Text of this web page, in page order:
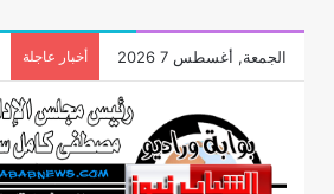
الجمعة, أغسطس 7 2026 أخبار عاجلة